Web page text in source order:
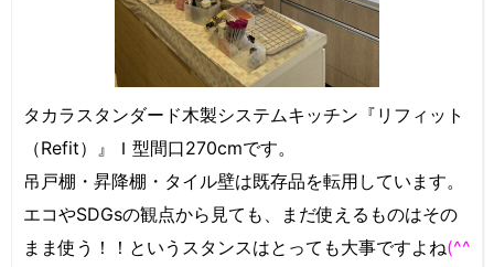
タカラスタンダード木製システムキッチン『リフィット
（Refit）』Ｉ型間口270cmです。
吊戸棚・昇降棚・タイル壁は既存品を転用しています。
エコやSDGsの観点から見ても、まだ使えるものはその
まま使う！！というスタンスはとっても大事ですよね(^^